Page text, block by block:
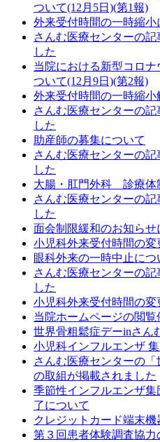
ついて(12月5日)(第1報)
外来受付時間の一時縮小
さんむ医療センターの
した
当院における新型コロ
ついて(12月9日)(第2報)
外来受付時間の一時縮小
さんむ医療センターの
した
助産師の募集について
さんむ医療センターの
した
大腸・肛門外科 診療体
さんむ医療センターの
した
面会制限緩和のお知らせ
小児科外来受付時間の変
眼科外来の一時中止につ
さんむ医療センターの
した
小児科外来受付時間の変
当院ホームページの閲覧
世界骨粗鬆症デーinさん
小児科インフルエンザ
さんむ医療センターの「
の取組が掲載されました
季節性インフルエンザ
了について
クレジットカード端末
第３回患者体験調査協力